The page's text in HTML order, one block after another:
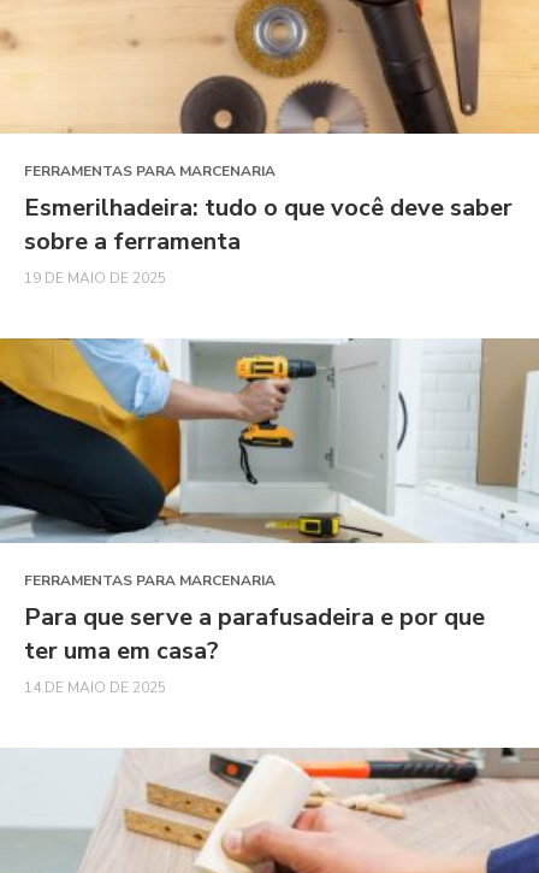
FERRAMENTAS PARA MARCENARIA
Esmerilhadeira: tudo o que você deve saber
sobre a ferramenta
19 DE MAIO DE 2025
FERRAMENTAS PARA MARCENARIA
Para que serve a parafusadeira e por que
ter uma em casa?
14 DE MAIO DE 2025